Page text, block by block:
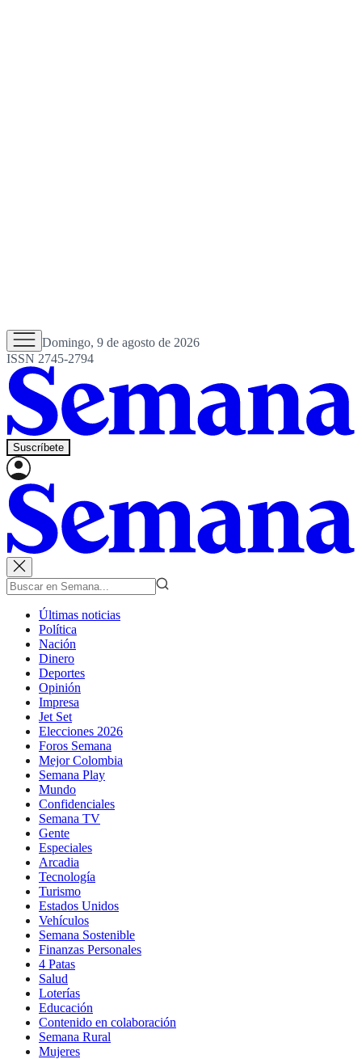
Domingo, 9 de agosto de 2026
ISSN 2745-2794
Suscríbete
Últimas noticias
Política
Nación
Dinero
Deportes
Opinión
Impresa
Jet Set
Elecciones 2026
Foros Semana
Mejor Colombia
Semana Play
Mundo
Confidenciales
Semana TV
Gente
Especiales
Arcadia
Tecnología
Turismo
Estados Unidos
Vehículos
Semana Sostenible
Finanzas Personales
4 Patas
Salud
Loterías
Educación
Contenido en colaboración
Semana Rural
Mujeres